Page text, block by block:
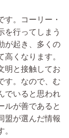
。コーリー・
を行ってしまう
が起き、多くの
くなります。
明と接触してお
す。なので、む
でいると思われ
ルが善であると
盟が選んだ情報